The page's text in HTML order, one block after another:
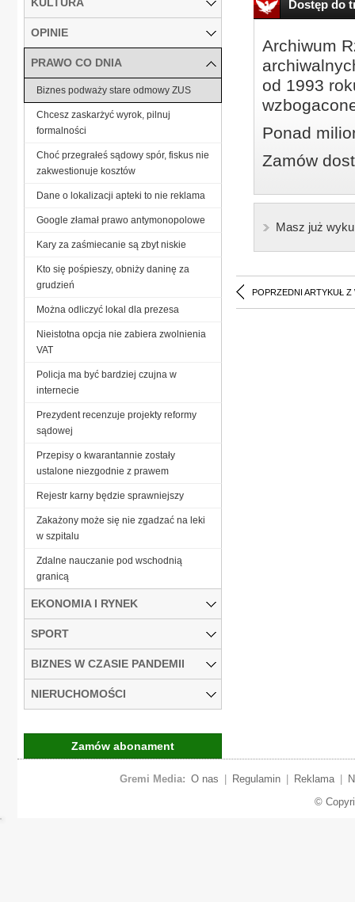
Dostęp do
Archiwum
od 1993
Ponad
Zamów
Masz już
POPRZEDNI ARTYKUŁ Z
OPINIE
PRAWO CO DNIA
Biznes podważy stare odmowy ZUS
Chcesz zaskarżyć wyrok, pilnuj
formalności
Choć przegrałeś sądowy spór, fiskus nie
zakwestionuje kosztów
Dane o lokalizacji apteki to nie reklama
Google złamał prawo antymonopolowe
Kary za zaśmiecanie są zbyt niskie
Kto się pośpieszy, obniży daninę za
grudzień
Można odliczyć lokal dla prezesa
Nieistotna opcja nie zabiera zwolnienia
VAT
Policja ma być bardziej czujna w
internecie
Prezydent recenzuje projekty reformy
sądowej
Przepisy o kwarantannie zostały
ustalone niezgodnie z prawem
Rejestr karny będzie sprawniejszy
Zakażony może się nie zgadzać na leki
w szpitalu
Zdalne nauczanie pod wschodnią
granicą
EKONOMIA I RYNEK
SPORT
BIZNES W CZASIE PANDEMII
NIERUCHOMOŚCI
Zamów abonament
Gremi Media: O nas Regulamin Reklama
©